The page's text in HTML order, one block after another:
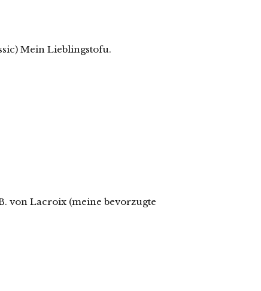
Mein Lieblingstofu.
von Lacroix (meine bevorzugte